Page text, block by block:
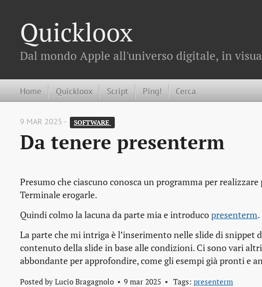
Quickloox
Dal mondo Apple all'universo digitale, in
Home Quickloox Script Ping! Cerca
9 MAR 2025 - SOFTWARE
Da tenere presenterm
Presumo che ciascuno conosca un programma per
Terminale erogarle.
Quindi colmo la lacuna da parte mia e introducopresenterm.
La parte che mi intriga è l’inserimento nelle slide di snippet
contenuto della slide in base alle condizioni. Ci sono vari
abbondante per approfondire, come gli esempi già pronti e
Posted by Lucio Bragagnolo 9 mar 2025 Tags: presenterm